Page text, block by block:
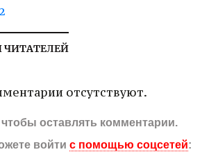
отсутствуют.
чтобы оставлять комментарии.
войти с помощью соцсетей: